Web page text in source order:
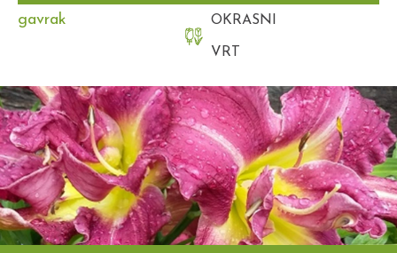
gavrak OKRASNI
VRT